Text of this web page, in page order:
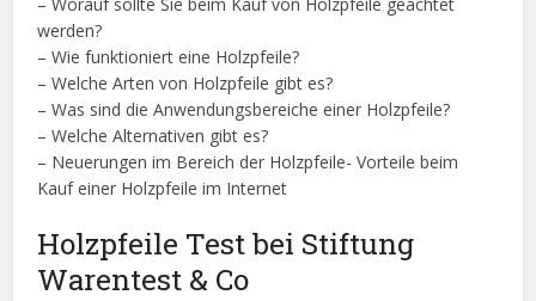
werden?
– Wie funktioniert eine Holzpfeile?
– Welche Arten von Holzpfeile gibt es?
– Was sind die Anwendungsbereiche einer Holzpfeile?
– Welche Alternativen gibt es?
– Neuerungen im Bereich der Holzpfeile- Vorteile beim
Kauf einer Holzpfeile im Internet
Holzpfeile Test bei Stiftung
Warentest & Co